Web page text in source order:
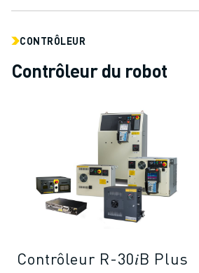
CONTACT
IMPRESSION
CONTRÔLEUR
Contrôleur du robot
Contrôleur R-30𝑖B Plus